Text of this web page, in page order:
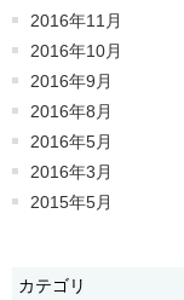
2016年11月
2016年10月
2016年9月
2016年8月
2016年5月
2016年3月
2015年5月
カテゴリ